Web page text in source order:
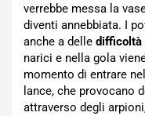
verrebbe messa la
diventi annebbiata. I
anche a delle difficoltà
narici e nella gola
momento di entrare
lance, che provocano
attraverso degli